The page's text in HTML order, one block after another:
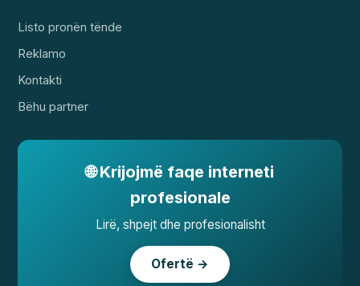
Listo pronën tënde
Reklamo
Kontakti
Bëhu partner
🌐 Krijojmë faqe interneti
profesionale
Lirë, shpejt dhe profesionalisht
Ofertë →